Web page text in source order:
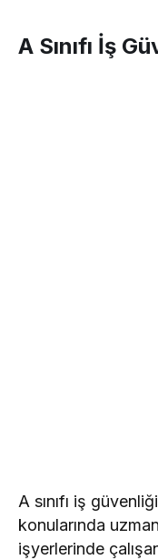
A Sınıfı İş
A sınıfı iş
konularında
işyerlerinde